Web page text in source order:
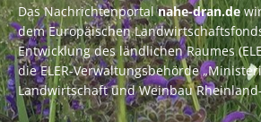
Das Nachrichtenportalnahe-dran.de
dem Europäischen
Entwicklung des ländlichen Raumes
die ELER-Verwaltungsbehörde
Landwirtschaft und Weinbau